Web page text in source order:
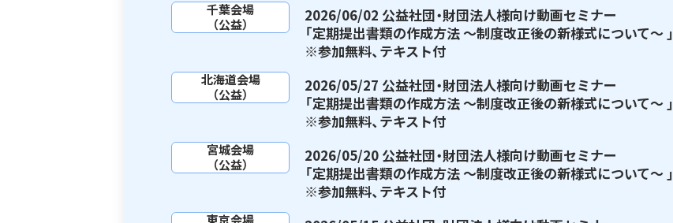
千葉会場
（公益）
2026/06/02 公益社団・財団法人様向け動画セミナー
「定期提出書類の作成方法 ～制度改正後の新様式について～ 」
※参加無料、テキスト付
北海道会場
（公益）
2026/05/27 公益社団・財団法人様向け動画セミナー
「定期提出書類の作成方法 ～制度改正後の新様式について～ 」
※参加無料、テキスト付
宮城会場
（公益）
2026/05/20 公益社団・財団法人様向け動画セミナー
「定期提出書類の作成方法 ～制度改正後の新様式について～ 」
※参加無料、テキスト付